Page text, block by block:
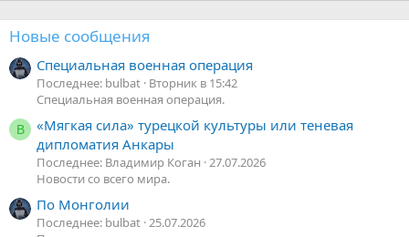
Новые сообщения
Специальная военная операция
Последнее: bulbat Вторник в 15:42
Специальная военная операция.
В
«Мягкая сила» турецкой культуры или теневая
дипломатия Анкары
Последнее: Владимир Коган 27.07.2026
Новости со всего мира.
По Монголии
Последнее: bulbat 25.07.2026